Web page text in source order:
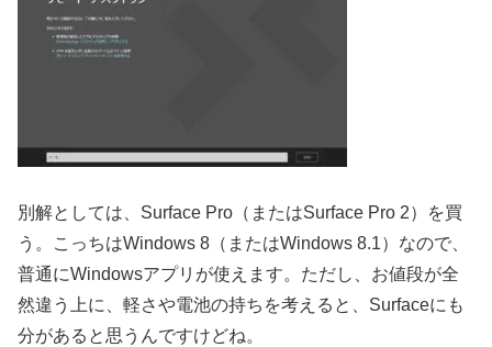
別解としては、Surface Pro（またはSurface Pro 2）を買
う。こっちはWindows 8（またはWindows 8.1）なので、
普通にWindowsアプリが使えます。ただし、お値段が全
然違う上に、軽さや電池の持ちを考えると、Surfaceにも
分があると思うんですけどね。